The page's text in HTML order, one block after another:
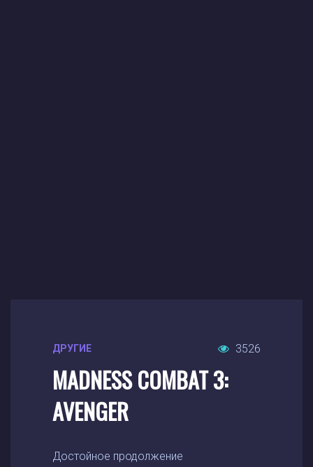
ДРУГИЕ 3526
MADNESS COMBAT 3:
AVENGER
Достойное продолжение